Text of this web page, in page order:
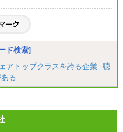
4000円（勤務地により異な
間／あり（6か月）
ド検索]
アトップクラスを誇る企業
聴
る